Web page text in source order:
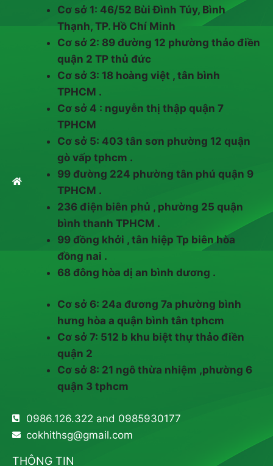
Cơ sở 1: 46/52 Bùi Đình Túy, Bình
Thạnh, TP. Hồ Chí Minh
Cơ sở 2: 89 đường 12 phường thảo điền
quận 2 TP thủ đức
Cơ sở 3: 18 hoàng việt , tân bình
TPHCM .
Cơ sở 4 : nguyễn thị thập quận 7
TPHCM
Cơ sở 5: 403 tân sơn phường 12 quận
gò vấp tphcm .
99 đường 224 phường tân phú quận 9
TPHCM .
236 điện biên phủ , phường 25 quận
bình thanh TPHCM .
99 đồng khởi , tân hiệp Tp biên hòa
đồng nai .
68 đông hòa dị an bình dương .
Cơ sở 6: 24a đương 7a phường bình
hưng hòa a quận bình tân tphcm
Cơ sở 7: 512 b khu biệt thự thảo điền
quận 2
Cơ sở 8: 21 ngô thừa nhiệm ,phường 6
quận 3 tphcm
0986.126.322 and 0985930177
cokhithsg@gmail.com
THÔNG TIN